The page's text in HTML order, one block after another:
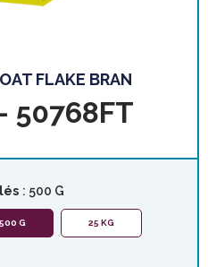
FLAKE BRAN
50768FT
: 500 G
500 G 25 KG